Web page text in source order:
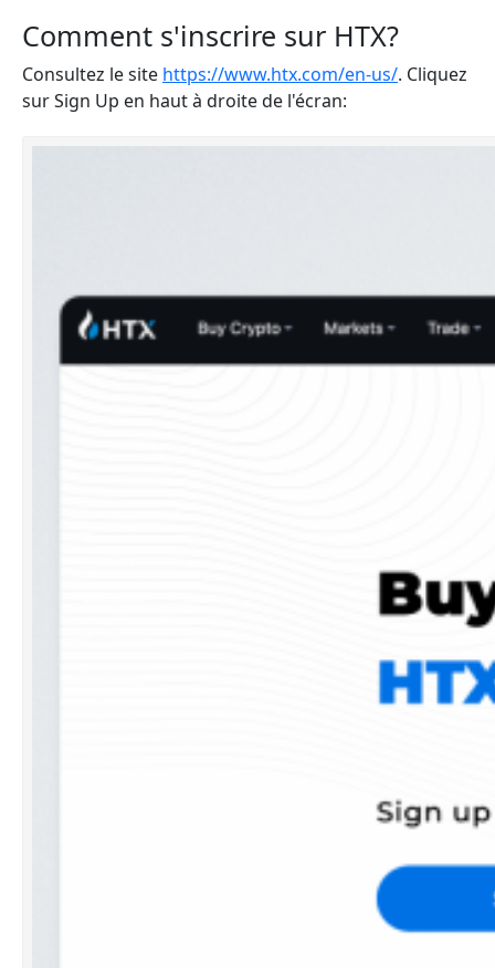
Comment s'inscrire sur HTX?
Consultez le site https://www.htx.com/en-us/. Cliquez
sur Sign Up en haut à droite de l'écran: